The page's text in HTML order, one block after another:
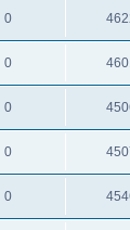
0
0
0
0
0